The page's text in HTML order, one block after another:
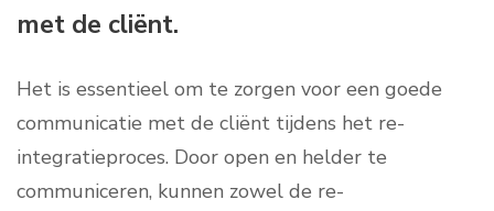
met de cliënt.
Het is essentieel om te zorgen voor een goede
communicatie met de cliënt tijdens het re-
integratieproces. Door open en helder te
communiceren, kunnen zowel de re-